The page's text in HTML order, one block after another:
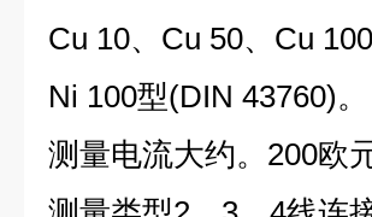
Cu 10、Cu 50、Cu
Ni 100型(DIN 43760)。
测量电流大约。200欧